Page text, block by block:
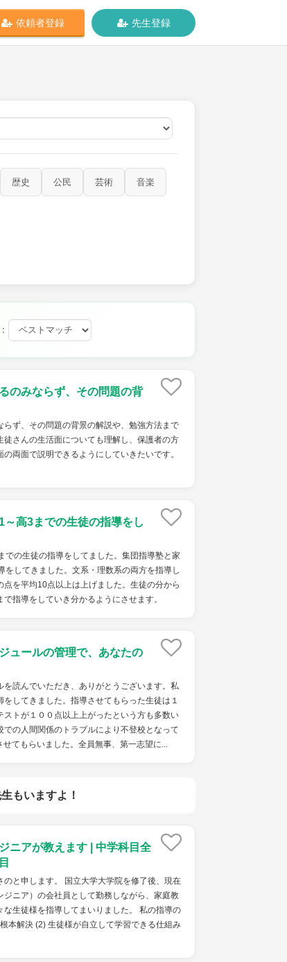
依頼者登録 先生登録
歴史 公民 芸術 音楽
のみならず、その問題の背
らず、その問題の背景の解説や、勉強方法まで
徒さんの生活面についても理解し、保護者の方
両面で説明できるようにしていきたいです。
高3までの生徒の指導をし
での生徒の指導をしてました。集団指導塾と家
をしてきました。文系・理数系の両方を指導し
点を平均10点以上は上げました。生徒の分から
指導をしていき分かるようにさせます。
ュールの管理で、あなたの
読んでいただき、ありがとうございます。私
してきました。指導させてもらった生徒は１
ストが１００点以上上がったという方も多数い
での人間関係のトラブルにより不登校となって
てもらいました。全員無事、第一志望に...
もいますよ！
ニアが教えます | 中学科目全
と申します。 国立大学大学院を修了後、現在
ジニア）の会社員として勤務しながら、家庭教
生徒様を指導してまいりました。 私の指導の
本解決 (2) 生徒様が自立して学習できる仕組み